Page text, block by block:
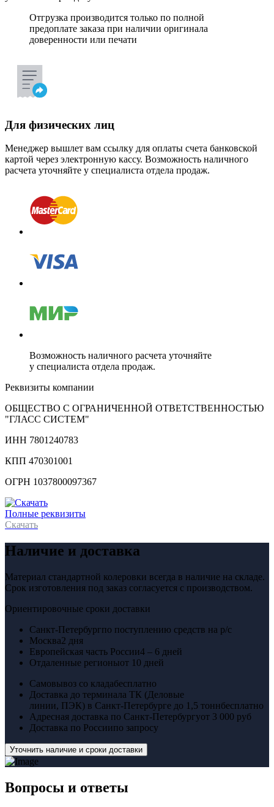
Отгрузка производится только по полной
предоплате заказа при наличии оригинала
доверенности или печати
Для физических лиц
Менеджер вышлет вам ссылку для оплаты счета банковской
картой через электронную кассу. Возможность наличного
расчета уточняйте у специалиста отдела продаж.
Возможность наличного расчета уточняйте
у специалиста отдела продаж.
Реквизиты компании
ОБЩЕСТВО С ОГРАНИЧЕННОЙ ОТВЕТСТВЕННОСТЬЮ
"ГЛАСС СИСТЕМ"
ИНН 7801240783
КПП 470301001
ОГРН 1037800097367
Полные реквизиты
Скачать
Наличие и доставка
Материал стандартной колеровки всегда в наличие на складе.
Срок изготовления под заказ согласуется с производством.
Ориентировочные сроки доставки
Санкт-Петербургпо поступлению средств на р/с
Москва2 дня
Европейская часть России4 – 6 дней
Отдаленные регионыот 10 дней
Самовывоз со кладабесплатно
Доставка до терминала ТК (Деловые
линии, ПЭК) в Санкт-Петербурге до 1,5 тоннбесплатно
Адресная доставка по Санкт-Петербургуот 3 000 руб
Доставка по Россиипо запросу
Уточнить наличие и сроки доставки
Вопросы и ответы